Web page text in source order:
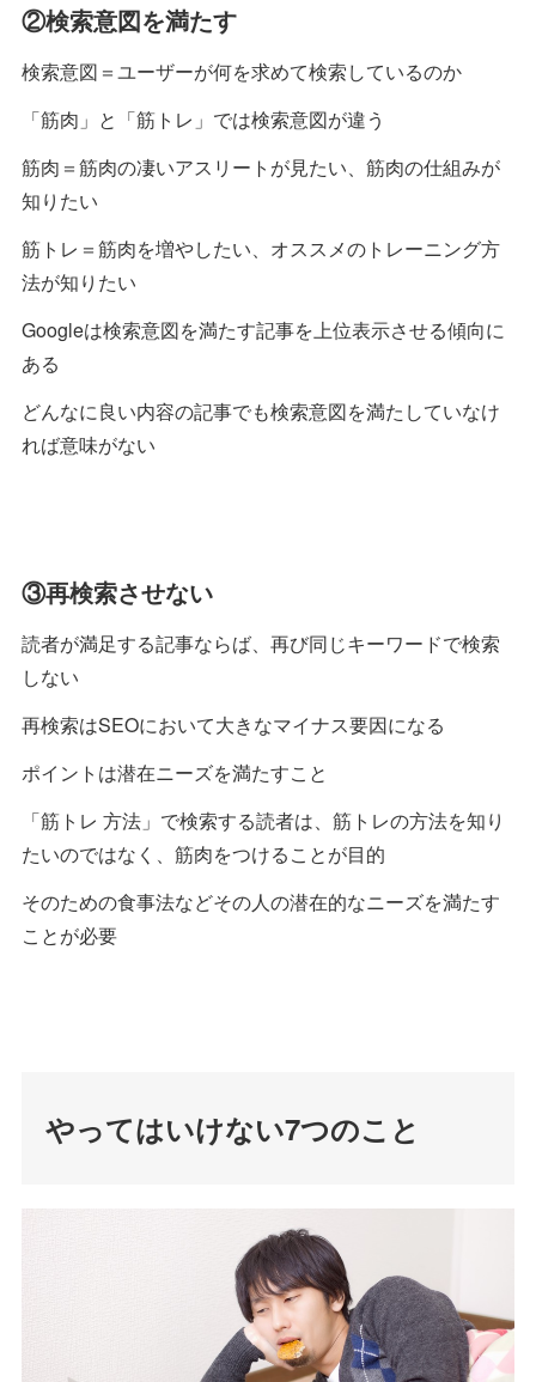
②検索意図を満たす
検索意図＝ユーザーが何を求めて検索しているのか
「筋肉」と「筋トレ」では検索意図が違う
筋肉＝筋肉の凄いアスリートが見たい、筋肉の仕組みが
知りたい
筋トレ＝筋肉を増やしたい、オススメのトレーニング方
法が知りたい
Googleは検索意図を満たす記事を上位表示させる傾向に
ある
どんなに良い内容の記事でも検索意図を満たしていなけ
れば意味がない
③再検索させない
読者が満足する記事ならば、再び同じキーワードで検索
しない
再検索はSEOにおいて大きなマイナス要因になる
ポイントは潜在ニーズを満たすこと
「筋トレ 方法」で検索する読者は、筋トレの方法を知り
たいのではなく、筋肉をつけることが目的
そのための食事法などその人の潜在的なニーズを満たす
ことが必要
やってはいけない7つのこと